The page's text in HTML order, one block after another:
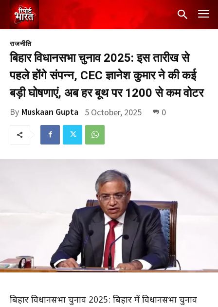
राजनीति
बिहार विधानसभा चुनाव 2025: इस तारीख से
पहले होंगे संपन्न, CEC ज्ञानेश कुमार ने की कई
बड़ी घोषणाएं, अब हर बूथ पर 1200 से कम वोटर
By Muskaan Gupta 5 October, 2025 0
बिहार विधानसभा चुनाव 2025: बिहार में विधानसभा चुनाव